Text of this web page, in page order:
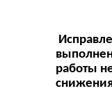
работы